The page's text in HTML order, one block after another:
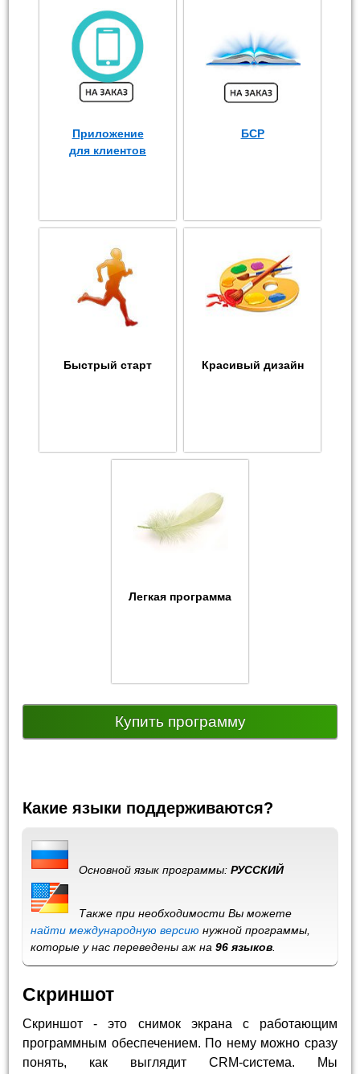
Приложение
для клиентов
БСР
Быстрый старт Красивый дизайн
Легкая программа
Купить программу
Какие языки поддерживаются?
Основной язык программы:РУССКИЙ
Также при необходимости Вы можете
найти международную версию нужной программы,
которые у нас переведены аж на96 языков
Скриншот
Скриншот - это снимок экрана с работающим
программным обеспечением. По нему можно сразу
понять, как выглядит CRM-система. Мы